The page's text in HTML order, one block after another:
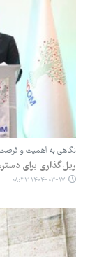
نگاهی به اهمیت و
ریل‌گذاری برای دسترسی به بازار ۶۰۰
۱۴۰۴-۰۳-۱۷ ۰۸:۳۳